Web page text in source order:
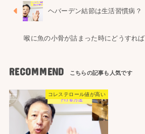
ヘバーデン結節は生活習慣病？
喉に魚の小骨が詰まった時にどうすれ
RECOMMEND
コレステロール値が高い